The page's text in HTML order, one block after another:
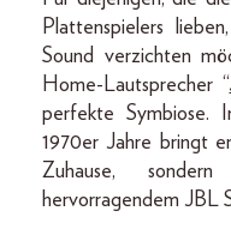
Plattenspielers
Sound verzichten
Home-Lautsprecher “
perfekte Symbiose.
1970er Jahre bringt
Zuhause,
hervorragendem JBL